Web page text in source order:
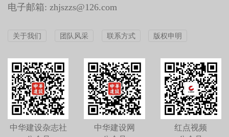
电子邮箱: zhjszzs@126.com
关于我们 团队风采 联系方式 版权申明
中华建设杂志社
中华建设网
红点视频